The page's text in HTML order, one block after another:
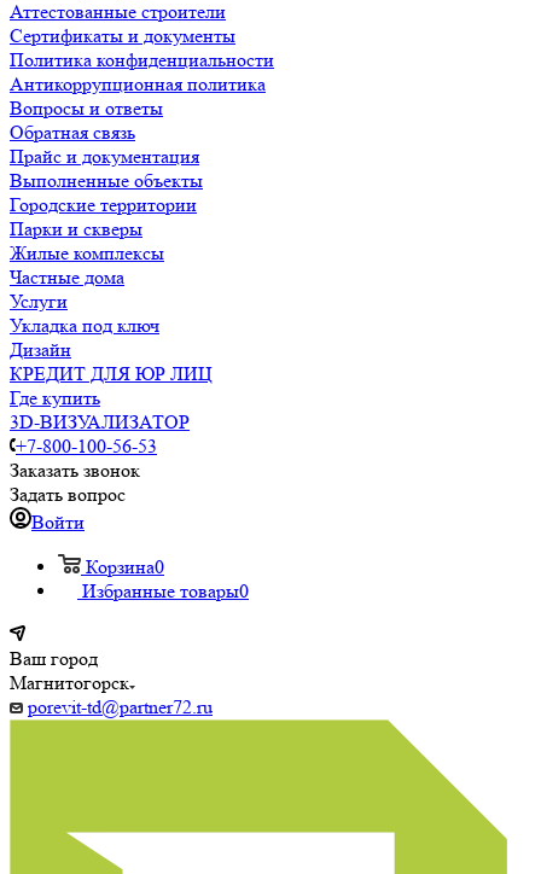
Аттестованные строители
Сертификаты и документы
Политика конфиденциальности
Антикоррупционная политика
Вопросы и ответы
Обратная связь
Прайс и документация
Выполненные объекты
Городские территории
Парки и скверы
Жилые комплексы
Частные дома
Услуги
Укладка под ключ
Дизайн
КРЕДИТ ДЛЯ ЮР ЛИЦ
Где купить
3D-ВИЗУАЛИЗАТОР
+7-800-100-56-53
Заказать звонок
Задать вопрос
Войти
Корзина0
Избранные товары0
Ваш город
Магнитогорск
porevit-td@partner72.ru